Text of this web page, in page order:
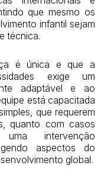
que mesmo os
infantil sejam
técnica.
é única e que a
exige um
adaptável e ao
está capacitada
que requerem
quanto com casos
intervenção
aspectos do
global.